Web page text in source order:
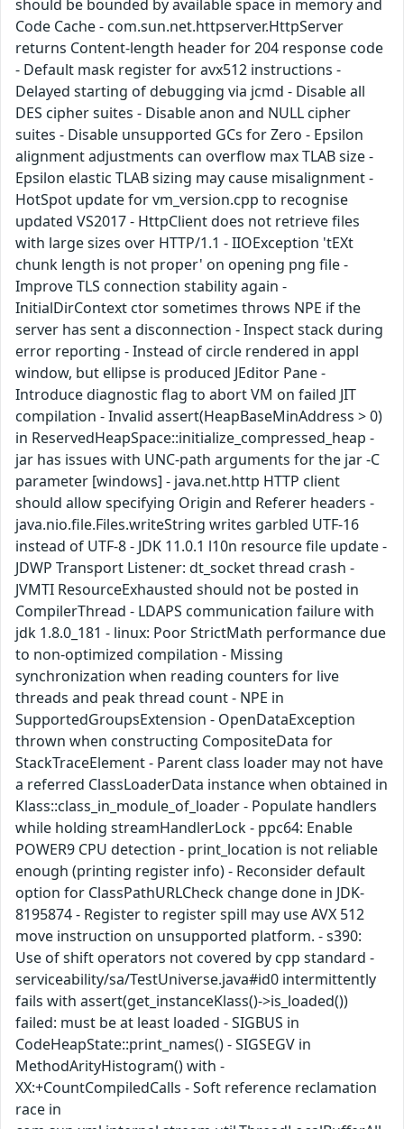
should be bounded by available space in memory and
Code Cache - com.sun.net.httpserver.HttpServer
returns Content-length header for 204 response code
- Default mask register for avx512 instructions -
Delayed starting of debugging via jcmd - Disable all
DES cipher suites - Disable anon and NULL cipher
suites - Disable unsupported GCs for Zero - Epsilon
alignment adjustments can overflow max TLAB size -
Epsilon elastic TLAB sizing may cause misalignment -
HotSpot update for vm_version.cpp to recognise
updated VS2017 - HttpClient does not retrieve files
with large sizes over HTTP/1.1 - IIOException 'tEXt
chunk length is not proper' on opening png file -
Improve TLS connection stability again -
InitialDirContext ctor sometimes throws NPE if the
server has sent a disconnection - Inspect stack during
error reporting - Instead of circle rendered in appl
window, but ellipse is produced JEditor Pane -
Introduce diagnostic flag to abort VM on failed JIT
compilation - Invalid assert(HeapBaseMinAddress > 0)
in ReservedHeapSpace::initialize_compressed_heap -
jar has issues with UNC-path arguments for the jar -C
parameter [windows] - java.net.http HTTP client
should allow specifying Origin and Referer headers -
java.nio.file.Files.writeString writes garbled UTF-16
instead of UTF-8 - JDK 11.0.1 l10n resource file update -
JDWP Transport Listener: dt_socket thread crash -
JVMTI ResourceExhausted should not be posted in
CompilerThread - LDAPS communication failure with
jdk 1.8.0_181 - linux: Poor StrictMath performance due
to non-optimized compilation - Missing
synchronization when reading counters for live
threads and peak thread count - NPE in
SupportedGroupsExtension - OpenDataException
thrown when constructing CompositeData for
StackTraceElement - Parent class loader may not have
a referred ClassLoaderData instance when obtained in
Klass::class_in_module_of_loader - Populate handlers
while holding streamHandlerLock - ppc64: Enable
POWER9 CPU detection - print_location is not reliable
enough (printing register info) - Reconsider default
option for ClassPathURLCheck change done in JDK-
8195874 - Register to register spill may use AVX 512
move instruction on unsupported platform. - s390:
Use of shift operators not covered by cpp standard -
serviceability/sa/TestUniverse.java#id0 intermittently
fails with assert(get_instanceKlass()->is_loaded())
failed: must be at least loaded - SIGBUS in
CodeHeapState::print_names() - SIGSEGV in
MethodArityHistogram() with -
XX:+CountCompiledCalls - Soft reference reclamation
race in